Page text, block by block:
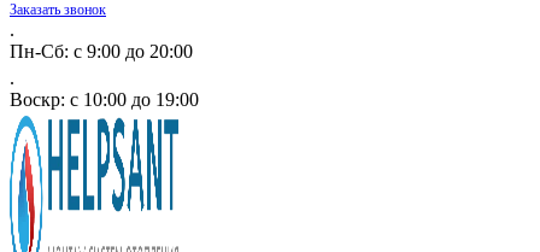
Заказать звонок
.
Пн-Сб: с 9:00 до 20:00
.
Воскр: с 10:00 до 19:00